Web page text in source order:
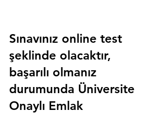
Sınavınız online test
şeklinde olacaktır,
başarılı olmanız
durumunda Üniversite
Onaylı Emlak